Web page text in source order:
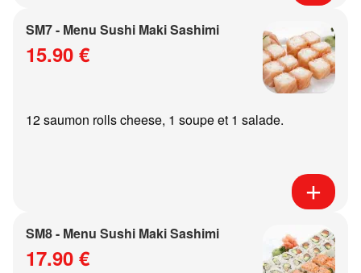
SM7 - Menu Sushi Maki Sashimi
15.90 €
12 saumon rolls cheese, 1 soupe et 1 salade.
SM8 - Menu Sushi Maki Sashimi
17.90 €